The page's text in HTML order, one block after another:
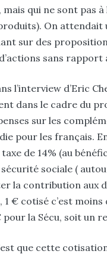
qui ne sont pas
On
sur des
sans rapport
l’interview d’Eric
dans le cadre du
sur les
pour les français.
de 14% (au
sociale (
la contribution aux
€ cotisé c’est
la Sécu, soit un
que cette